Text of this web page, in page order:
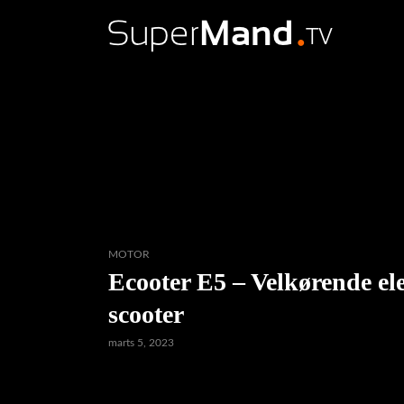
MOTOR
Ecooter E5 – Velkørende
scooter
marts 5, 2023